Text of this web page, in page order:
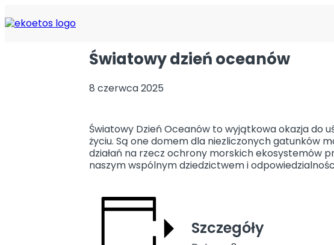
AKTUALNOŚCI
Środowisko
Światowy dzień oceanów
8 czerwca 2025
Światowy Dzień Oceanów to wyjątkowa okazja do
życiu. Są one domem dla niezliczonych gatunków
działań na rzecz ochrony morskich ekosystemów
naszym wspólnym dziedzictwem i
Szczegóły